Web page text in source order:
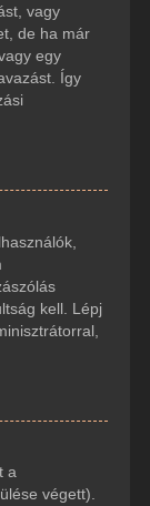
vagy
de ha már
egy
Így
kell. Lépj
a
végett).